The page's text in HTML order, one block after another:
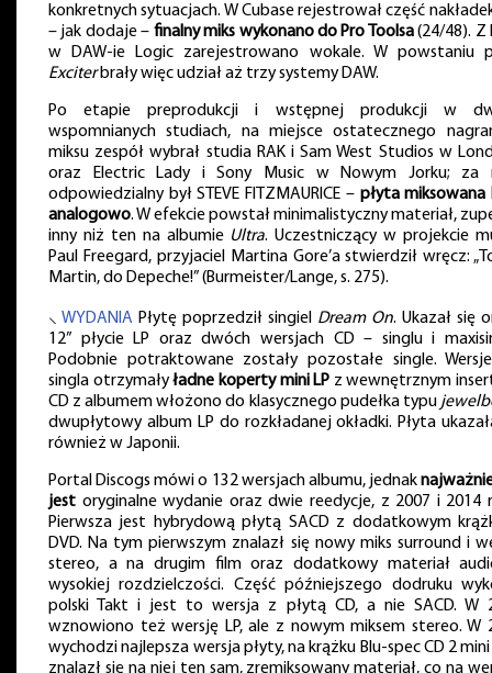
konkretnych sytuacjach. W Cubase rejestrował część
– jak dodaje – finalny miks wykonano do Pro Toolsa(24/48). Z
w DAW-ie Logic zarejestrowano wokale. W powstaniu
Exciterbrały więc udział aż trzy systemy DAW.
Po etapie preprodukcji i wstępnej produkcji w
wspomnianych studiach, na miejsce ostatecznego
miksu zespół wybrał studia RAK i Sam West Studios w
oraz Electric Lady i Sony Music w Nowym Jorku; za
odpowiedzialny był STEVE FITZMAURICE – płyta miksowana
analogowo. W efekcie powstał minimalistyczny materiał,
inny niż ten na albumie Ultra. Uczestniczący w projekcie
Paul Freegard, przyjaciel Martina Gore’a stwierdził wręcz:
Martin, do Depeche!” (Burmeister/Lange, s. 275).
⸜ WYDANIA Płytę poprzedził singiel Dream On. Ukazał się
12” płycie LP oraz dwóch wersjach CD – singlu i
Podobnie potraktowane zostały pozostałe single.
singla otrzymałyładne koperty mini LP z wewnętrznym
CD z albumem włożono do klasycznego pudełka typu
dwupłytowy album LP do rozkładanej okładki. Płyta
również w Japonii.
Portal Discogs mówi o 132 wersjach albumu, jednak
jest oryginalne wydanie oraz dwie reedycje, z 2007 i 2014
Pierwsza jest hybrydową płytą SACD z dodatkowym
DVD. Na tym pierwszym znalazł się nowy miks surround i
stereo, a na drugim film oraz dodatkowy materiał
wysokiej rozdzielczości. Część późniejszego dodruku
polski Takt i jest to wersja z płytą CD, a nie SACD. W
wznowiono też wersję LP, ale z nowym miksem stereo. W
wychodzi najlepsza wersja płyty, na krążku Blu-spec CD 2 mini
znalazł się na niej ten sam, zremiksowany materiał, co na